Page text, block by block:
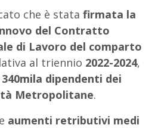
che è stata firmata la
del Contratto
di Lavoro del comparto
al triennio 2022-2024,
340mila dipendenti dei
Metropolitane.
aumenti retributivi medi